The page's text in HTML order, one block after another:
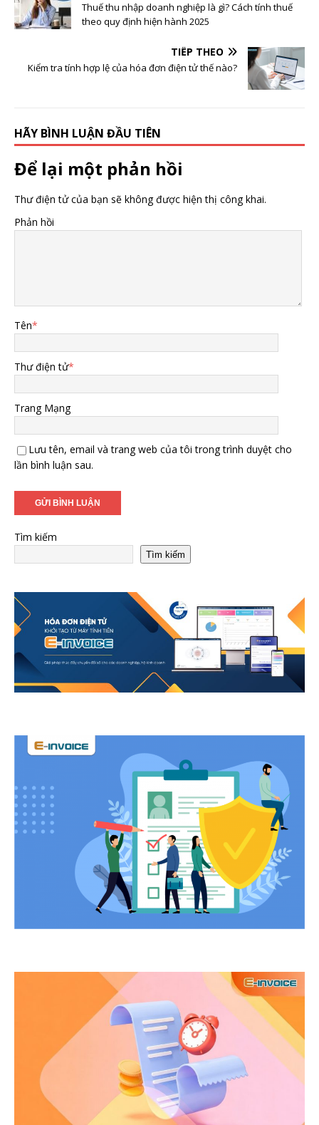
Thuế thu nhập doanh nghiệp là gì? Cách tính thuế
theo quy định hiện hành 2025
TIẾP THEO
Kiểm tra tính hợp lệ của hóa đơn điện tử thế nào?
HÃY BÌNH LUẬN ĐẦU TIÊN
Để lại một phản hồi
Thư điện tử của bạn sẽ không được hiện thị công khai.
Phản hồi
Tên*
Thư điện tử*
Trang Mạng
Lưu tên, email và trang web của tôi trong trình duyệt cho
lần bình luận sau.
Tìm kiếm
Tìm kiếm